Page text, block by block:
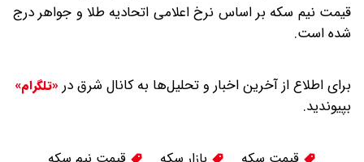
قیمت نیم سکه بر اساس نرخ اعلامی اتحادیه طلا و جواهر درج
شده است.
برای اطلاع از آخرین اخبار و تحلیل‌ها به کانال شرق در «تلگرام»
بپیوندید.